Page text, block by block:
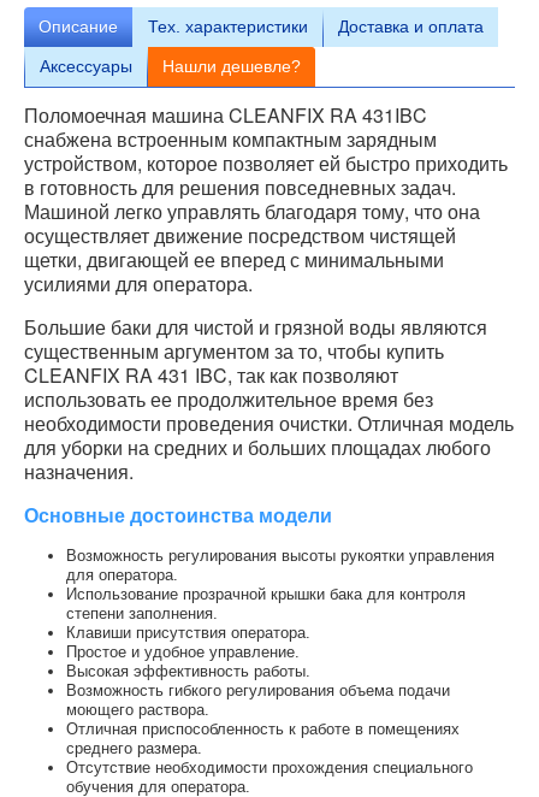
Описание Тех. характеристики Доставка и оплата
Аксессуары Нашли дешевле?
Поломоечная машина CLEANFIX RA 431IBC
снабжена встроенным компактным зарядным
устройством, которое позволяет ей быстро приходить
в готовность для решения повседневных задач.
Машиной легко управлять благодаря тому, что она
осуществляет движение посредством чистящей
щетки, двигающей ее вперед с минимальными
усилиями для оператора.
Большие баки для чистой и грязной воды являются
существенным аргументом за то, чтобы купить
CLEANFIX RA 431 IBC, так как позволяют
использовать ее продолжительное время без
необходимости проведения очистки. Отличная модель
для уборки на средних и больших площадах любого
назначения.
Основные достоинства модели
Возможность регулирования высоты рукоятки управления
для оператора.
Использование прозрачной крышки бака для контроля
степени заполнения.
Клавиши присутствия оператора.
Простое и удобное управление.
Высокая эффективность работы.
Возможность гибкого регулирования объема подачи
моющего раствора.
Отличная приспособленность к работе в помещениях
среднего размера.
Отсутствие необходимости прохождения специального
обучения для оператора.